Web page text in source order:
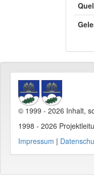
© 1999 - 2026 Inhalt,
1998 - 2026
Impressum |